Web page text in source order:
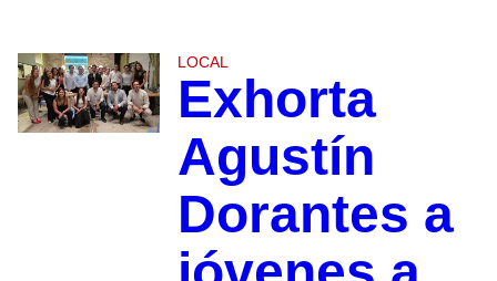
LOCAL
Exhorta
Agustín
Dorantes a